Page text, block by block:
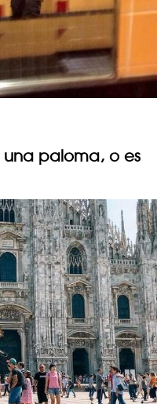
paloma, o es